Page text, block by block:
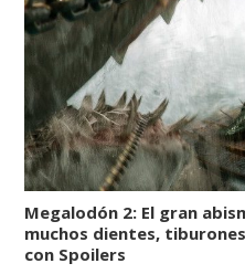
Megalodón 2: El gran
muchos dientes,
con Spoilers